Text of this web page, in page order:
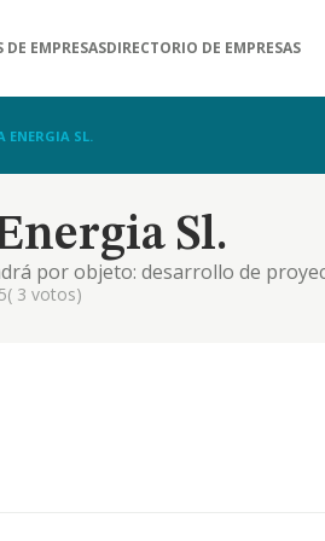
DE EMPRESASDIRECTORIO DE EMPRESAS
ENERGIA SL.
Sl.
por objeto: desarrollo de
renovables: energía solar
( 3 votos)